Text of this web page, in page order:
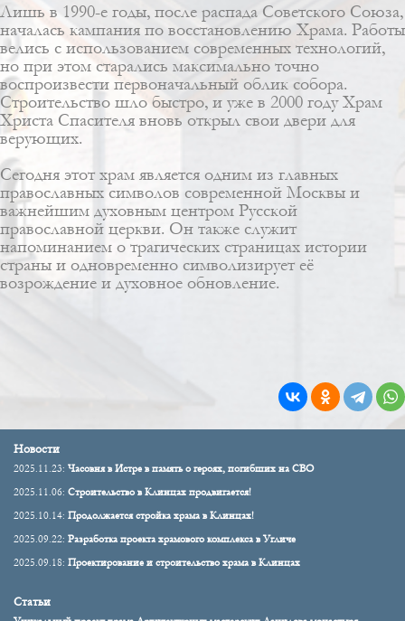
Лишь в 1990-е годы, после распада Советского Союза,
началась кампания по восстановлению Храма. Работы
велись с использованием современных технологий,
но при этом старались максимально точно
воспроизвести первоначальный облик собора.
Строительство шло быстро, и уже в 2000 году Храм
Христа Спасителя вновь открыл свои двери для
верующих.
Сегодня этот храм является одним из главных
православных символов современной Москвы и
важнейшим духовным центром Русской
православной церкви. Он также служит
напоминанием о трагических страницах истории
страны и одновременно символизирует её
возрождение и духовное обновление.
Новости
2025.11.23: Часовня в Истре в память о героях, погибших на СВО
2025.11.06: Строительство в Клинцах продвигается!
2025.10.14: Продолжается стройка храма в Клинцах!
2025.09.22: Разработка проекта храмового комплекса в Угличе
2025.09.18: Проектирование и строительство храма в Клинцах
Статьи